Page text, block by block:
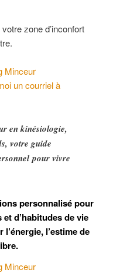
zone d’inconfort
Minceur
un courriel à
en kinésiologie,
votre guide
pour vivre
personnalisé pour
d’habitudes de vie
l’estime de
Minceur